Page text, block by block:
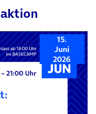
15.
Juni
2026